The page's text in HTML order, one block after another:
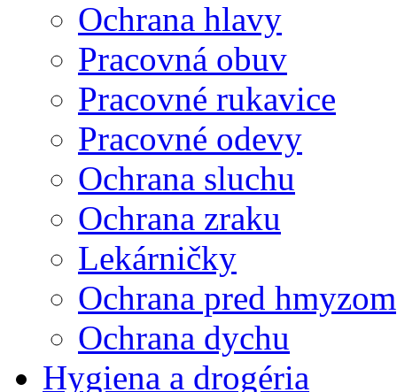
Ochrana hlavy
Pracovná obuv
Pracovné rukavice
Pracovné odevy
Ochrana sluchu
Ochrana zraku
Lekárničky
Ochrana pred hmyzom
Ochrana dychu
Hygiena a drogéria